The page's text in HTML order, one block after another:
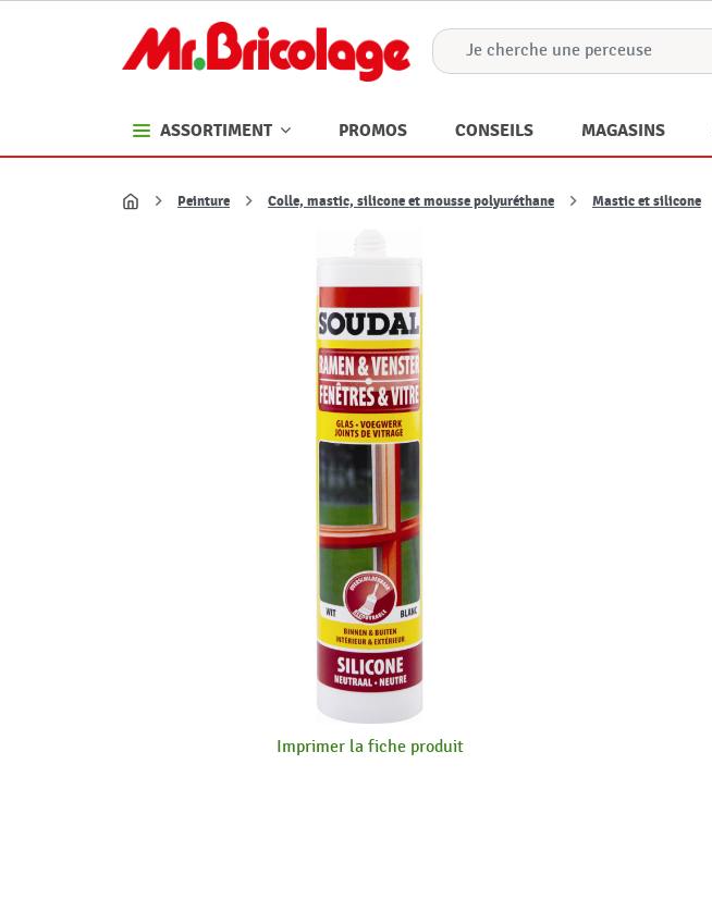
ASSORTIMENT PROMOS CONSEILS MAGASINS
Accueil
Peinture Colle, mastic, silicone et mousse polyuréthane Mastic et silicone
Imprimer la fiche produit